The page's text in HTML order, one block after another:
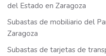
del Estado en Zaragoza
Subastas de mobiliario del
Zaragoza
Subastas de tarjetas de